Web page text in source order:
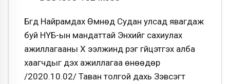
Бүгд Найрамдах Өмнөд Судан улсад явагдаж
буй НҮБ-ын мандаттай Энхийг сахиулах
ажиллагааны Х ээлжинд үүрэг гүйцэтгэх алба
хаагчдыг үдэх ажиллагаа өнөөдөр
/2020.10.02/ Таван толгой дахь Зэвсэгт